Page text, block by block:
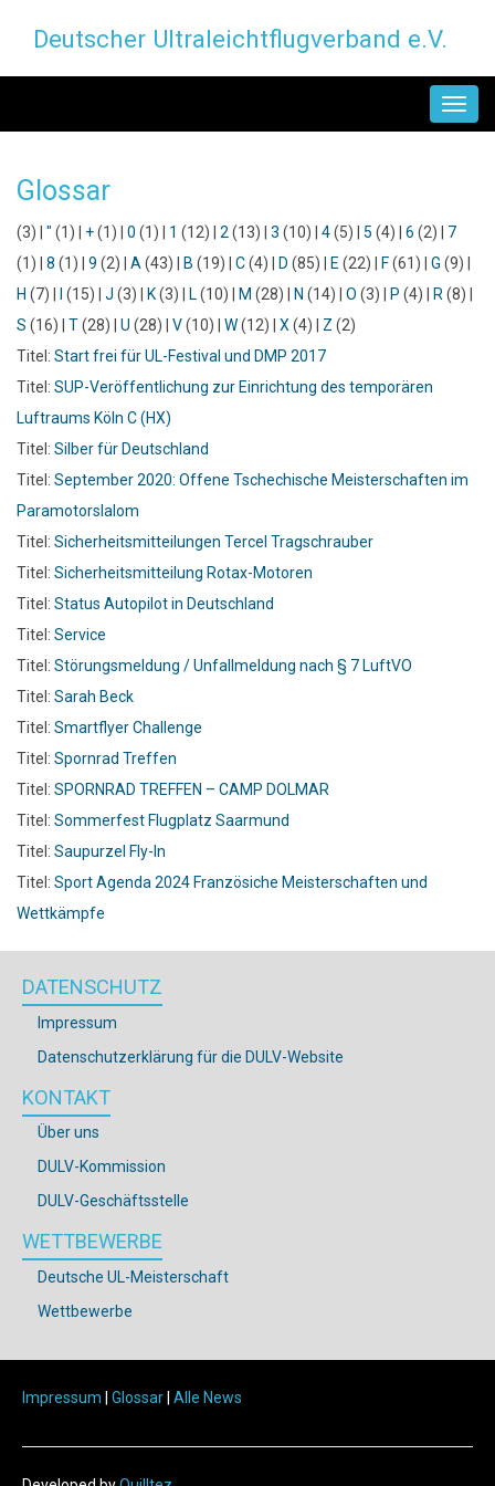
Inhalt
Deutscher Ultraleichtflugverband e.V.
Glossar
(3) " (1) +(1) 0 (1) 1 (12) 2 (13) 3 (10) 4(5) 5 (4) 6 (2)
7
(1)
8 (1) 9 (2) A (43) B (19) C(4) D (85) E (22) F(61) G (9)
H (7) (15) J (3) K(3) L (10) M (28) N (14) O (3) P (4) R (8)
S (16) T(28) U (28) V(10) W(12) X (4) Z (2)
Titel: Start frei für UL-Festival und DMP 2017
Titel: SUP-Veröffentlichung zur Einrichtung des temporären
Luftraums Köln C (HX)
Titel: Silber für Deutschland
Titel: September 2020: Offene Tschechische Meisterschaften im
Paramotorslalom
Titel: Sicherheitsmitteilungen Tercel Tragschrauber
Titel: Sicherheitsmitteilung Rotax-Motoren
Titel: Status Autopilot in Deutschland
Titel: Service
Titel: Störungsmeldung / Unfallmeldung nach § 7 LuftVO
Titel: Sarah Beck
Titel: Smartflyer Challenge
Titel: Spornrad Treffen
Titel: SPORNRAD TREFFEN – CAMP DOLMAR
Titel: Sommerfest Flugplatz Saarmund
Titel: Saupurzel Fly-In
Titel: Sport Agenda 2024 Französiche Meisterschaften und
Wettkämpfe
DATENSCHUTZ
Impressum
Datenschutzerklärung für die DULV-Website
KONTAKT
Über uns
DULV-Kommission
DULV-Geschäftsstelle
WETTBEWERBE
Deutsche UL-Meisterschaft
Wettbewerbe
Impressum | Glossar| Alle News